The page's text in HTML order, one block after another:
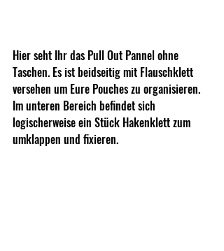
Hier seht Ihr das Pull Out Pannel ohne
Taschen. Es ist beidseitig mit Flauschklett
versehen um Eure Pouches zu organisieren.
Im unteren Bereich befindet sich
logischerweise ein Stück Hakenklett zum
umklappen und fixieren.